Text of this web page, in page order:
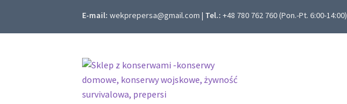
E-mail: wekprepersa@gmail.com | Tel.: +48 780 762 760 (Pon.-Pt. 6:00-14:00)
Przejdź
do
nawigacji
Przejdź
do
treści